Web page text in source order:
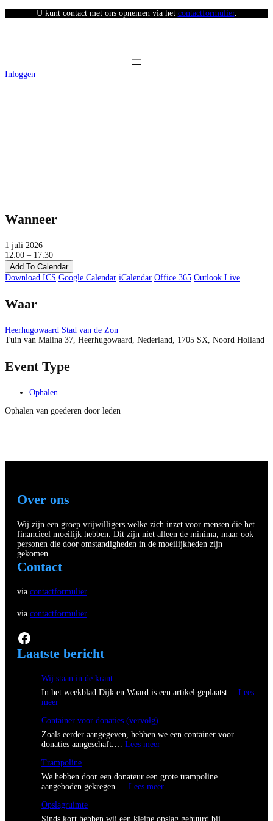
U kunt contact met ons opnemen via het contactformulier.
Inloggen
Wanneer
1 juli 2026
12:00 – 17:30
Add To Calendar
Download ICS Google Calendar iCalendar Office 365 Outlook Live
Waar
Heerhugowaard Stad van de Zon
Tuin van Malina 37, Heerhugowaard, Nederland, 1705 SX, Noord Holland
Event Type
Ophalen
Ophalen van goederen door leden
Over ons
Wij zijn een groep vrijwilligers welke zich inzet voor mensen die het
financieel moeilijk hebben. Dit zijn niet alleen de minima, maar ook
personen die door omstandigheden in de moeilijkheden zijn
gekomen.
Contact
via contactformulier
via contactformulier
Facebook
Laatste bericht
Wij staan in de krant
In het weekblad Dijk en Waard is een artikel geplaatst… Lees
meer:
i
j
s
a
a
n
i
d
e
Container voor donaties (vervolg)
Zoals eerder aangegeven, hebben we een container voor
donaties aangeschaft.… Lees meer:
n
t
a
Trampoline
We hebben door een donateur een grote trampoline
aangeboden gekregen.… Lees meer:
a
Opslagruimte
Sinds kort hebben wij een kleine opslag gehuurd bij